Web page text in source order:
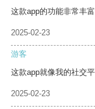
这款app的功能非常丰
2025-02-23
游客
这款app就像我的社交
2025-02-23